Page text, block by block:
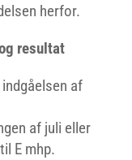
herfor.
resultat
af
af juli eller
E mhp.